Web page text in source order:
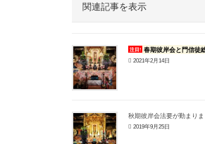
関連記事を表示
注目! 春期彼岸会と門信徒
2021年2月14日
秋期彼岸会法要が勤まりま
2019年9月25日